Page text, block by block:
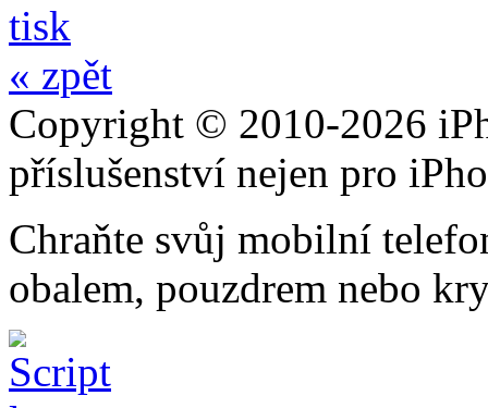
tisk
« zpět
Copyright © 2010-2026
příslušenství nejen pro
Chraňte svůj mobilní
obalem, pouzdrem nebo